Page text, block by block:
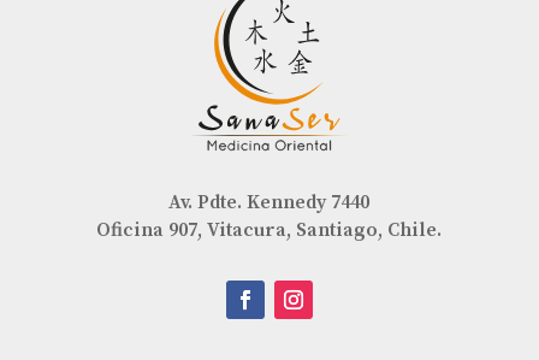
Av. Pdte. Kennedy 7440
Oficina 907, Vitacura, Santiago, Chile.